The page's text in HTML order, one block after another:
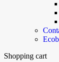
Shopping cart